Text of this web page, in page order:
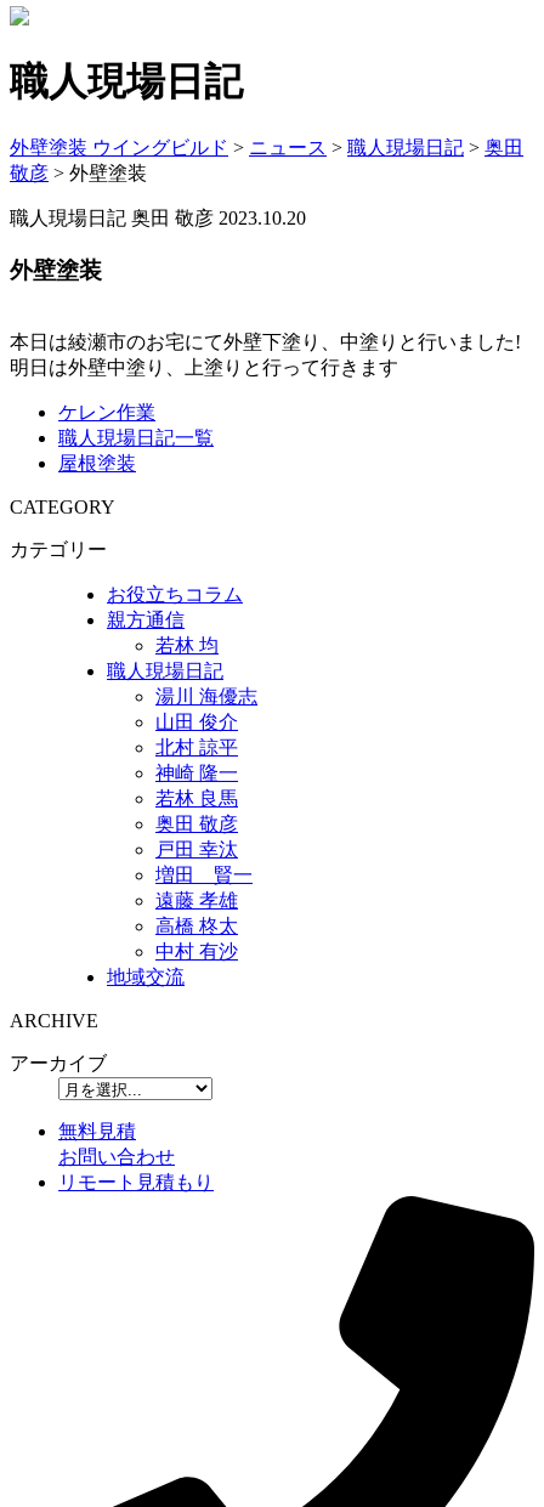
職人現場日記
外壁塗装 ウイングビルド > ニュース > 職人現場日記 > 奥田
敬彦 > 外壁塗装
職人現場日記 奥田 敬彦 2023.10.20
外壁塗装
本日は綾瀬市のお宅にて外壁下塗り、中塗りと行いました!
明日は外壁中塗り、上塗りと行って行きます
ケレン作業
職人現場日記一覧
屋根塗装
CATEGORY
カテゴリー
お役立ちコラム
親方通信
若林 均
職人現場日記
湯川 海優志
山田 俊介
北村 諒平
神崎 隆一
若林 良馬
奥田 敬彦
戸田 幸汰
増田 賢一
遠藤 孝雄
高橋 柊太
中村 有沙
地域交流
ARCHIVE
アーカイブ
無料見積
お問い合わせ
リモート見積もり